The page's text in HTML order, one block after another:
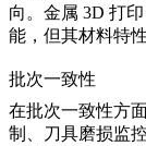
向。金属 3D 打
能，但其材料特
批次一致性
在批次一致性方
制、刀具磨损监